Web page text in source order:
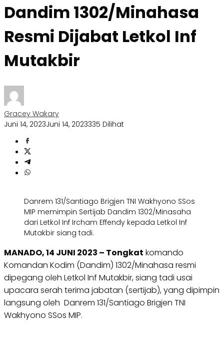
Dandim 1302/Minahasa
Resmi Dijabat Letkol Inf
Mutakbir
Gracey Wakary
Juni 14, 2023Juni 14, 2023335 Dilihat
Danrem 131/Santiago Brigjen TNI Wakhyono SSos
MIP memimpin Sertijab Dandim 1302/Minasaha
dari Letkol Inf Ircham Effendy kepada Letkol Inf
Mutakbir siang tadi.
MANADO, 14 JUNI 2023 – Tongkat komando
Komandan Kodim (Dandim) 1302/Minahasa resmi
dipegang oleh Letkol Inf Mutakbir, siang tadi usai
upacara serah terima jabatan (sertijab), yang dipimpin
langsung oleh Danrem 131/Santiago Brigjen TNI
Wakhyono SSos MIP.